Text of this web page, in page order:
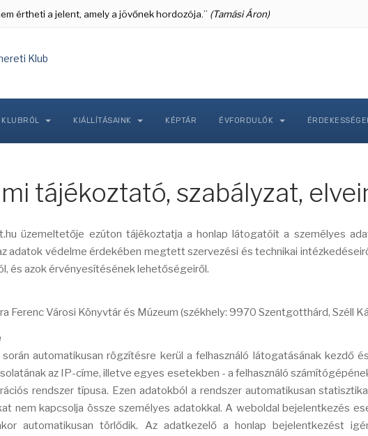
értheti a jelent, amely a jövőnek hordozója.” (Tamási Áron)
KLUBRÓL KIÁLLÍTÁSAINK KÉPTÁR ÉVFORDULÓK
tájékoztató, szabályzat,
üzemeltetője ezúton tájékoztatja a honlap látogatóit a személyes
adatok védelme érdekében megtett szervezési és technikai
és azok érvényesítésének lehetőségeiről.
Ferenc Városi Könyvtár és Múzeum (székhely: 9970 Szentgotthárd, Széll
automatikusan rögzítésre kerül a felhasználó látogatásának kezdő
az IP-címe, illetve egyes esetekben - a felhasználó
rendszer típusa. Ezen adatokból a rendszer automatikusan
nem kapcsolja össze személyes adatokkal. A weboldal bejelentkezés
automatikusan törlődik. Az adatkezelő a honlap bejelentkezést